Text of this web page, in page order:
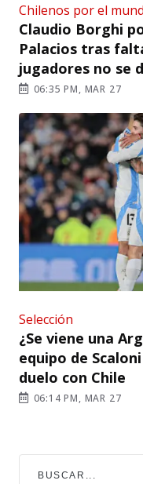
Chilenos por el
Claudio Borghi
Palacios tras
jugadores no se
06:35 PM, MAR 27
Selección
¿Se viene una
equipo de
duelo con Chile
06:14 PM, MAR 27